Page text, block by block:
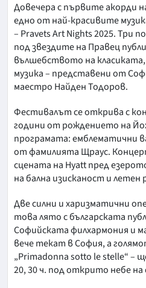
Довечера с първите акорди
едно от най-красивите
– Pravets Art Nights 2025. Три
под звездите на Правец
вълшебството на
музика – представени от
маестро Найден Тодоров.
Фестивалът се открива с
години от рождението на
програмата: емблематични
от фамилията Щраус.
сцената на Hyatt пред
на бална изисканост и летен
Две силни и харизматични
това лято с българската
Софийската филхармония и
вече текат в София, а
„Primadonna sotto le stelle“ –
20, 30 ч. под открито небе